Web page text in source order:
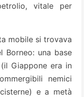
vitale per
mobile si trovava
Borneo: una base
Giappone era in
nemici
e a metà